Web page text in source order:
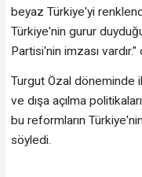
beyaz Türkiye'yi
Türkiye'nin gurur
Partisi'nin imzası vardır."
Turgut Özal döneminde
ve dışa açılma
bu reformların
söyledi.